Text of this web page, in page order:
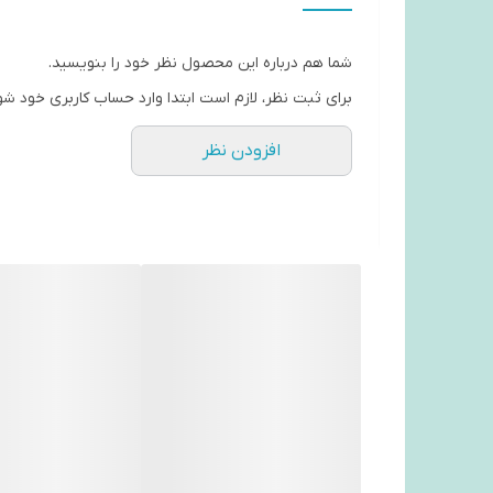
شما هم درباره این محصول نظر خود را بنویسید.
برای ثبت نظر، لازم است ابتدا وارد حساب کاربری خود
افزودن نظر